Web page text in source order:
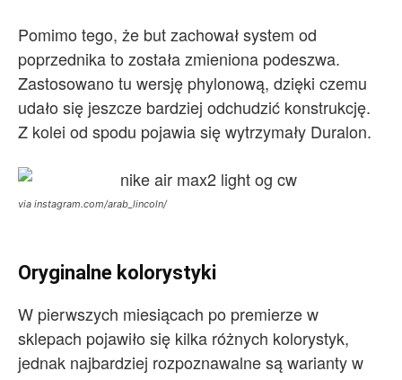
Pomimo tego, że but zachował system od
poprzednika to została zmieniona podeszwa.
Zastosowano tu wersję phylonową, dzięki czemu
udało się jeszcze bardziej odchudzić konstrukcję.
Z kolei od spodu pojawia się wytrzymały Duralon.
via instagram.com/arab_lincoln/
Oryginalne kolorystyki
W pierwszych miesiącach po premierze w
sklepach pojawiło się kilka różnych kolorystyk,
jednak najbardziej rozpoznawalne są warianty w